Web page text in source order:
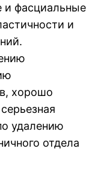
и фасциальные
и
хорошо
удалению
отдела